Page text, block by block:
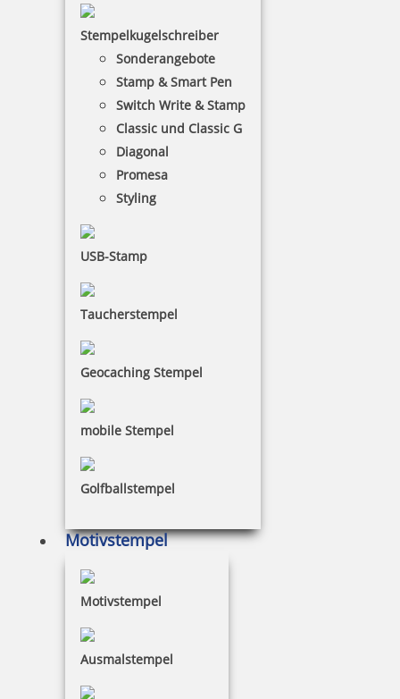
Stempelkugelschreiber
Sonderangebote
Stamp & Smart Pen
Switch Write & Stamp
Classic und Classic G
Diagonal
Promesa
Styling
USB-Stamp
Taucherstempel
Geocaching Stempel
mobile Stempel
Golfballstempel
Motivstempel
Motivstempel
Ausmalstempel